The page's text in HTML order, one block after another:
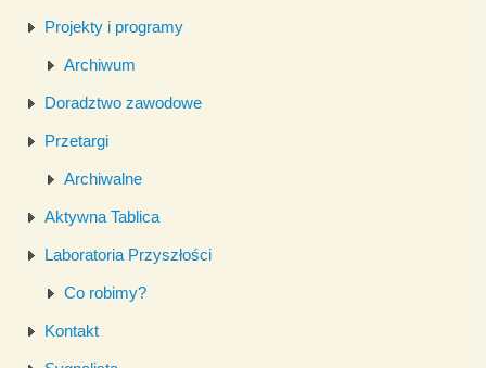
Projekty i programy
Archiwum
Doradztwo zawodowe
Przetargi
Archiwalne
Aktywna Tablica
Laboratoria Przyszłości
Co robimy?
Kontakt